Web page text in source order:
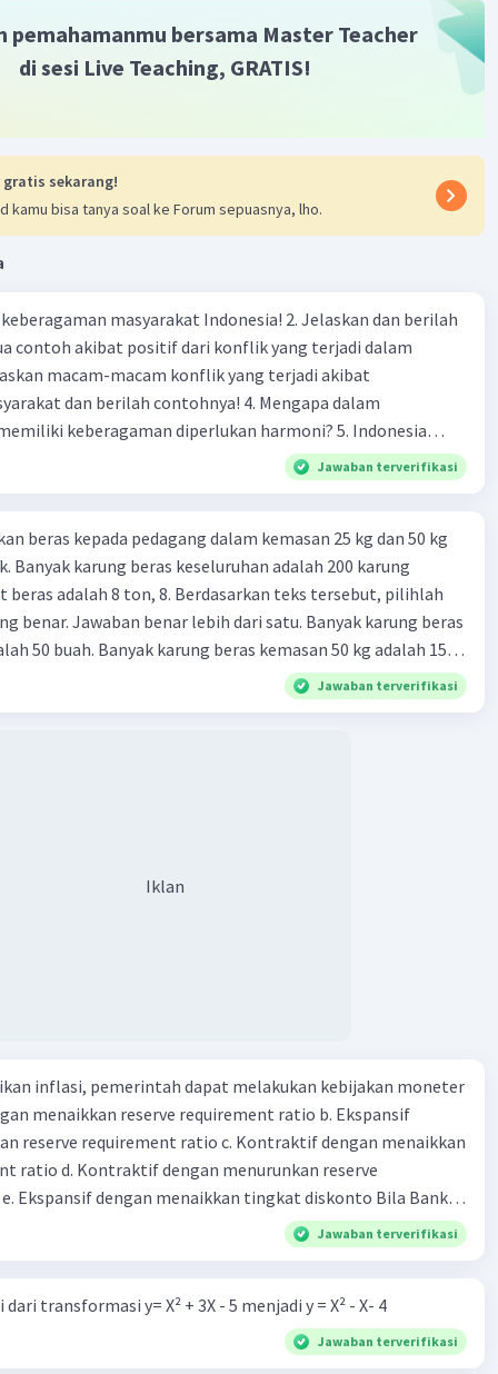
ke-50 dari barisan aritmetika 2, 4, 6, 8, ... adalah 100.
jumlah n suku pertama dari deret aritmetika, kita
+ (n-1)b]
jumlah n suku pertama
suku pertama
suku
suku)
[2(2) + (50-1)(2)]
+ 98]
pemahamanmu bersama Master Teacher
di sesi Live Teaching, GRATIS!
gratis sekarang!
kamu bisa tanya soal ke Forum sepuasnya, lho.
masyarakat Indonesia! 2. Jelaskan dan berilah
contoh akibat positif dari konflik yang terjadi dalam
dan berilah contohnya! 4. Mengapa dalam
keberagaman diperlukan harmoni? 5. Indonesia
yang kaya akan keberagaman baik dilihat dari agama, suku,
Berdasarkan pernyataan tersebut, apa yang dapat
Jawaban terverifikasi
beras kepada pedagang dalam kemasan 25 kg dan 50 kg
Banyak karung beras keseluruhan adalah 200 karung
adalah 8 ton, 8. Berdasarkan teks tersebut, pilihlah
benar. Jawaban benar lebih dari satu. Banyak karung beras
50 buah. Banyak karung beras kemasan 50 kg adalah 150
dalam kemasan 25 kg adalah 2 ton. Perbandingan berat
kg dan 50 kg dalam truk adalah 1: 3. 9. Berdasarkan teks
Jawaban terverifikasi
Iklan
inflasi, pemerintah dapat melakukan kebijakan moneter
menaikkan reserve requirement ratio b. Ekspansif
reserve requirement ratio c. Kontraktif dengan menaikkan
ratio d. Kontraktif dengan menurunkan reserve
dengan menaikkan tingkat diskonto Bila Bank
kebijakan moneter ekspansif, ceteris paribus maka .... a.
di mana bentuk kurva jumlah uang beredar (penawaran
(penawaran uang) naik dari kiri bawah ke kanan atas
di mana bentuk kurva jumlah uang beredar
Jawaban terverifikasi
transformasi y= X² + 3X - 5 menjadi y = X² - X- 4
Jawaban terverifikasi